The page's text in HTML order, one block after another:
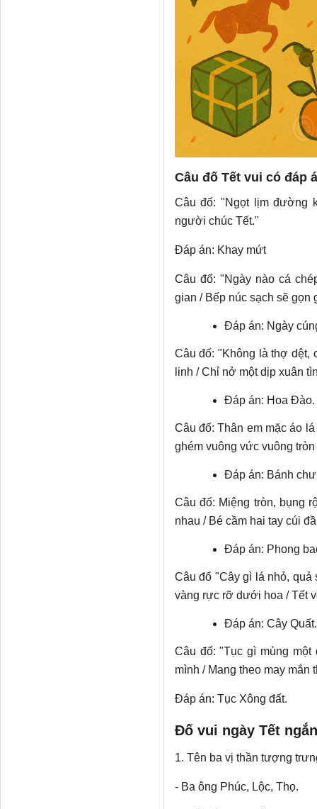
Câu đố Tết vui có đáp
Câu đố: "Ngọt lịm đường
người chúc Tết."
Đáp án: Khay mứt
Câu đố: "Ngày nào cá
gian / Bếp núc sạch sẽ gọn
Đáp án: Ngày
Câu đố: "Không là thợ dệt,
linh / Chỉ nở một dịp xuân
Đáp án: Hoa Đào.
Câu đố: Thân em mặc áo
ghém vuông vức vuông
Đáp án: Bánh
Câu đố: Miệng tròn, bụng
nhau / Bé cầm hai tay cúi
Đáp án: Phong
Câu đố "Cây gì lá nhỏ, quả
vàng rực rỡ dưới hoa / Tết
Đáp án: Cây Quất.
Câu đố: "Tục gì mùng
mình / Mang theo may mắn
Đáp án: Tục Xông đất.
Đố vui ngày Tết ngắn
1. Tên ba vị thần tượng
- Ba ông Phúc, Lộc, Thọ.